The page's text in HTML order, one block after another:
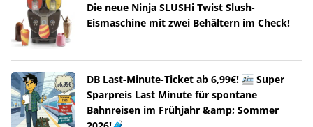
Die neue Ninja SLUSHi Twist Slush-
Eismaschine mit zwei Behältern im Check!
DB Last-Minute-Ticket ab 6,99€! 🚈 Super
Sparpreis Last Minute für spontane
Bahnreisen im Frühjahr &amp; Sommer